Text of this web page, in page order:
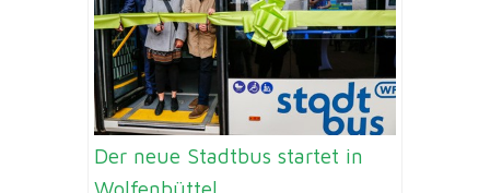
Der neue Stadtbus startet in